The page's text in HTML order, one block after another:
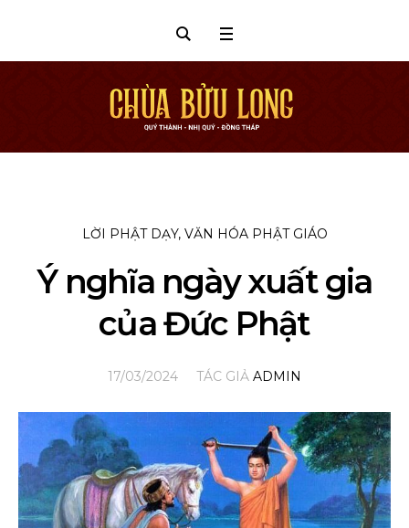
LỜI PHẬT DẠY, VĂN HÓA PHẬT GIÁO
Ý nghĩa ngày xuất gia
của Đức Phật
17/03/2024 TÁC GIẢ ADMIN